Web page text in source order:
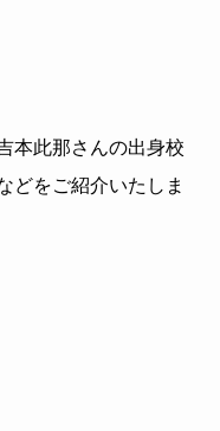
本此那さんの出身校
どをご紹介いたしま